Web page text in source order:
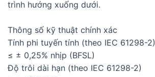
trình hướng xuống dưới.
Thông số kỹ thuật chính xác
Tính phi tuyến tính (theo IEC 61298-2)
≤ ± 0,25% nhịp (BFSL)
Độ trôi dài hạn (theo IEC 61298-2)